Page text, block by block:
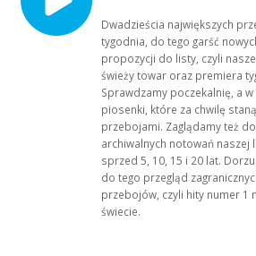
Dwadzieścia największych
tygodnia, do tego garść
propozycji do listy, czyli
świeży towar oraz premiera
Sprawdzamy poczekalnię, a w
piosenki, które za chwilę
przebojami. Zaglądamy też do
archiwalnych notowań naszej
sprzed 5, 10, 15 i 20 lat.
do tego przegląd
przebojów, czyli hity numer 1
świecie.